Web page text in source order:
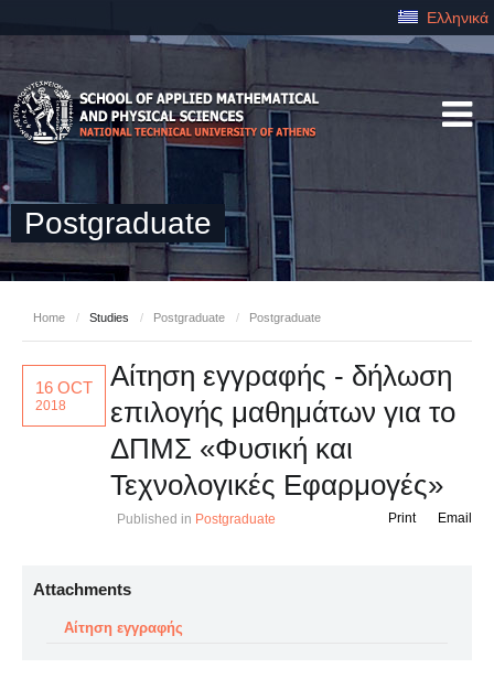
Ελληνικά
Postgraduate
Home / Studies / Postgraduate / Postgraduate
16 OCT
2018
Αίτηση εγγραφής - δήλωση
επιλογής μαθημάτων για το
ΔΠΜΣ «Φυσική και
Τεχνολογικές Εφαρμογές»
Published in Postgraduate Email
Print
Attachments
Αίτηση εγγραφής